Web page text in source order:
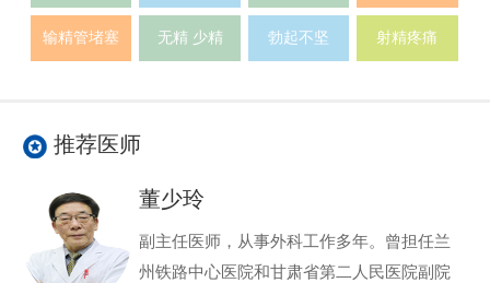
输精管堵塞 无精 少精 勃起不坚 射精疼痛
推荐医师
董少玲
副主任医师，从事外科工作多年。曾担任兰
州铁路中心医院和甘肃省第二人民医院副院